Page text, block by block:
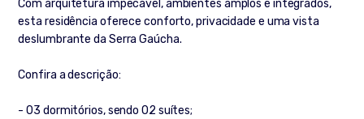
Com arquitetura impecável, ambientes amplos e integrados,
esta residência oferece conforto, privacidade e uma vista
deslumbrante da Serra Gaúcha.
Confira a descrição:
- 03 dormitórios, sendo 02 suítes;